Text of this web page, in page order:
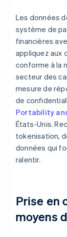
Les données
système de
financières
appliquez aux
conforme à la
secteur des
mesure de
de
Portability
États-Unis.
tokenisation,
données qui
ralentir.
Prise en
moyens